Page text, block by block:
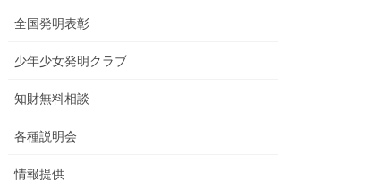
全国発明表彰
少年少女発明クラブ
知財無料相談
各種説明会
情報提供